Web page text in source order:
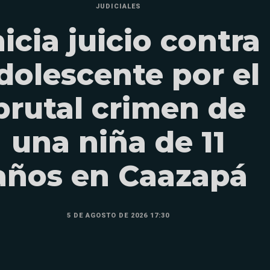
JUDICIALES
juicio contra
por el
crimen de
una niña de 11
en Caazapá
5 DE AGOSTO DE 2026 17:30